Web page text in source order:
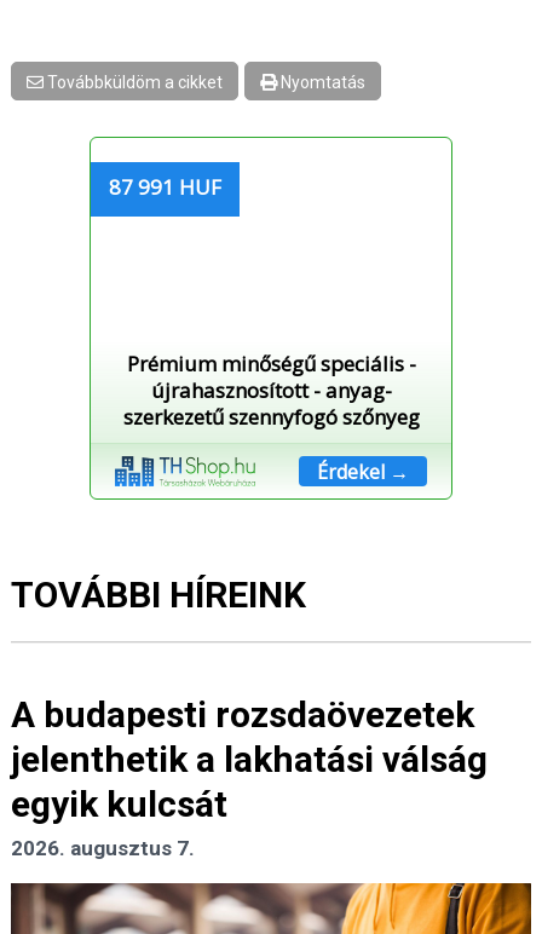
Továbbküldöm a cikket Nyomtatás
87 991 HUF
Prémium minőségű speciális -
újrahasznosított - anyag-
szerkezetű szennyfogó szőnyeg
Érdekel →
TOVÁBBI HÍREINK
A budapesti rozsdaövezetek
jelenthetik a lakhatási válság
egyik kulcsát
2026. augusztus 7.